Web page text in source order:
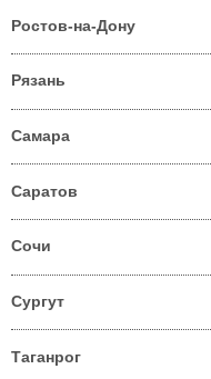
Ростов-на-Дону
Рязань
Самара
Саратов
Сочи
Сургут
Таганрог